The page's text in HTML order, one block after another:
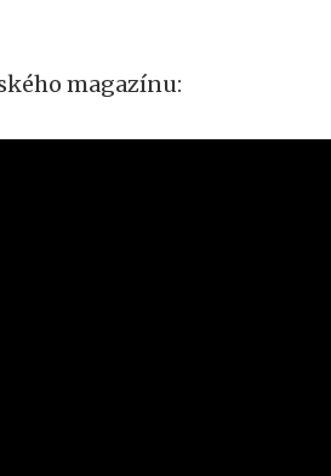
magazínu: